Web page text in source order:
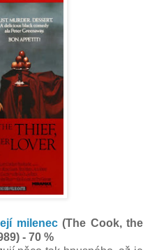
milenec(The Cook, the
- 70 %